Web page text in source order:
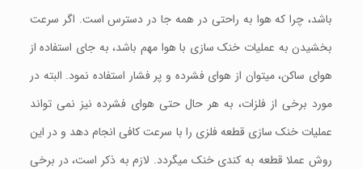
باشد، چرا که هوا به راحتی در همه جا در دسترس است. اگر سرعت
بخشیدن به عملیات خنک سازی با هوا مهم باشد، به جای استفاده از
هوای ساکن، میتوان از هوای فشرده و پر فشار استفاده نمود. البته در
مورد برخی از فلزات، به هر حال حتی هوای فشرده نیز نمی تواند
عملیات خنک سازی قطعه فلزی را با سرعت کافی انجام دهد و در این
روش عملا قطعه به کندی خنک میگردد. لازم به ذکر است، در برخی